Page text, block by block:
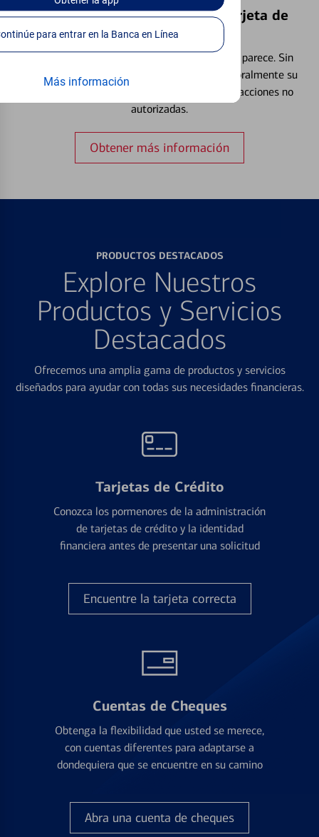
Continúe para entrar en la Banca en Línea
Más información
Bloquear y Desbloquear una Tarjeta de
Débito⁴
Extraviar una tarjeta es más común de lo que parece. Sin
embargo, puede bloquear y desbloquear temporalmente su
tarjeta de débito para ayudar a prevenir transacciones no
autorizadas.
Obtener más información
PRODUCTOS DESTACADOS
Explore Nuestros
Productos y Servicios
Destacados
Ofrecemos una amplia gama de productos y servicios
diseñados para ayudar con todas sus necesidades financieras.
Tarjetas de Crédito
Conozca los pormenores de la administración
de tarjetas de crédito y la identidad
financiera antes de presentar una solicitud
Encuentre la tarjeta correcta
Cuentas de Cheques
Obtenga la flexibilidad que usted se merece,
con cuentas diferentes para adaptarse a
dondequiera que se encuentre en su camino
Abra una cuenta de cheques